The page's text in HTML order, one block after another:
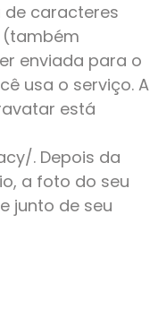
de caracteres
enviada para o
usa o serviço. A
está
. Depois da
a foto do seu
junto de seu